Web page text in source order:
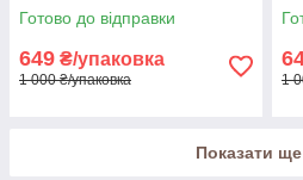
Готово до відправки
649 ₴/упаковка
1 000 ₴/упаковка 1
Показати ще